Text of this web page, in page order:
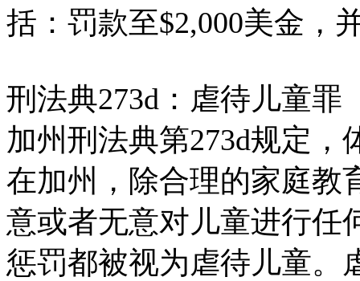
括：罚款至$2,000美金，
刑法典273d：虐待儿童罪
加州刑法典第273d规定
在加州，除合理的家庭教
意或者无意对儿童进行任
惩罚都被视为虐待儿童。